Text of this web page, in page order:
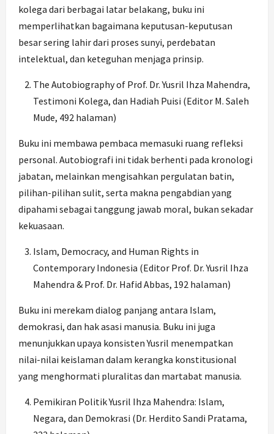
kolega dari berbagai latar belakang, buku ini
memperlihatkan bagaimana keputusan-keputusan
besar sering lahir dari proses sunyi, perdebatan
intelektual, dan keteguhan menjaga prinsip.
The Autobiography of Prof. Dr. Yusril Ihza Mahendra,
Testimoni Kolega, dan Hadiah Puisi (Editor M. Saleh
Mude, 492 halaman)
Buku ini membawa pembaca memasuki ruang refleksi
personal. Autobiografi ini tidak berhenti pada kronologi
jabatan, melainkan mengisahkan pergulatan batin,
pilihan-pilihan sulit, serta makna pengabdian yang
dipahami sebagai tanggung jawab moral, bukan sekadar
kekuasaan.
Islam, Democracy, and Human Rights in
Contemporary Indonesia (Editor Prof. Dr. Yusril Ihza
Mahendra & Prof. Dr. Hafid Abbas, 192 halaman)
Buku ini merekam dialog panjang antara Islam,
demokrasi, dan hak asasi manusia. Buku ini juga
menunjukkan upaya konsisten Yusril menempatkan
nilai-nilai keislaman dalam kerangka konstitusional
yang menghormati pluralitas dan martabat manusia.
Pemikiran Politik Yusril Ihza Mahendra: Islam,
Negara, dan Demokrasi (Dr. Herdito Sandi Pratama,